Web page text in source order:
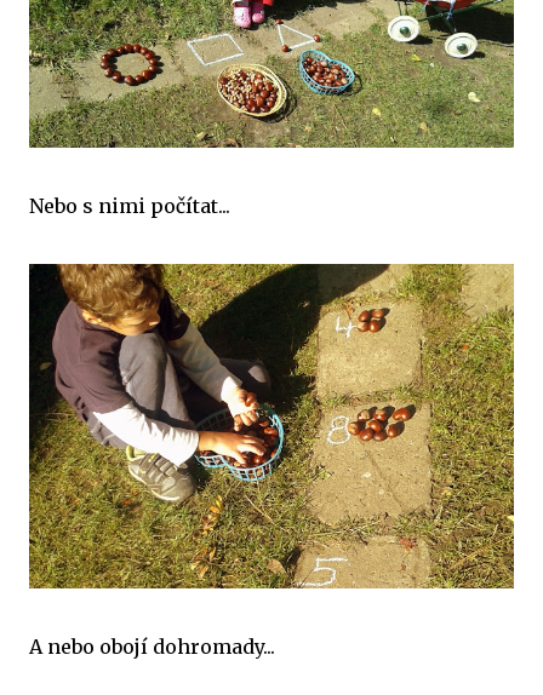
Nebo s nimi počítat...
A nebo obojí dohromady...